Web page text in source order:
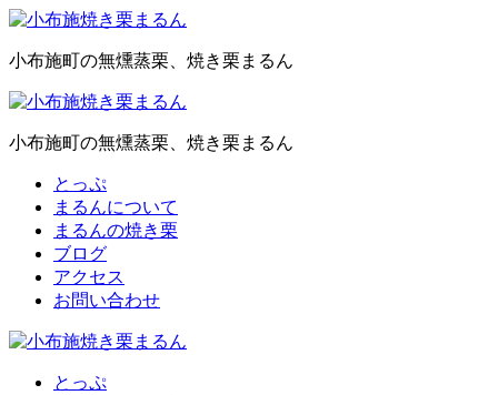
小布施町の無燻蒸栗、焼き栗まるん
小布施町の無燻蒸栗、焼き栗まるん
とっぷ
まるんについて
まるんの焼き栗
ブログ
アクセス
お問い合わせ
とっぷ